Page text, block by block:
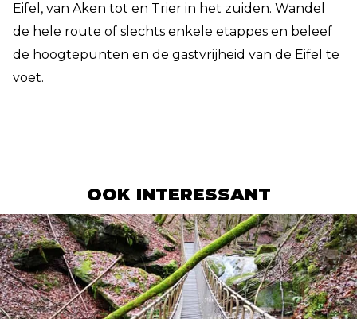
Eifel, van Aken tot en Trier in het zuiden. Wandel
de hele route of slechts enkele etappes en beleef
de hoogtepunten en de gastvrijheid van de Eifel te
voet.
OOK INTERESSANT